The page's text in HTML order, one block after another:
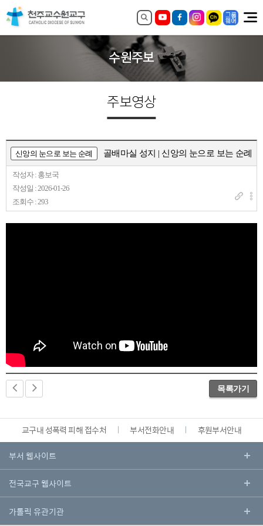
수원주보
주보영상
신앙의 눈으로 보는 순례 골배마실 성지 | 신앙의 눈으로 보는 순례
작성자 : 홍보국
작성일 : 2026-01-26
조회수 : 293
목록가기
교구내 성폭력 피해 접수처 부서전화안내 후원부서안내